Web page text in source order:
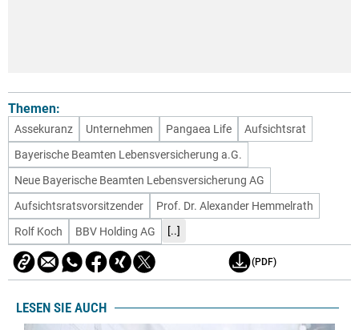
Themen:
Assekuranz Unternehmen Pangaea Life
Aufsichtsrat
Bayerische Beamten Lebensversicherung a.G.
Neue Bayerische Beamten Lebensversicherung AG
Aufsichtsratsvorsitzender
Prof. Dr. Alexander Hemmelrath
Rolf Koch
BBV Holding AG [..]
(PDF)
LESEN SIE AUCH